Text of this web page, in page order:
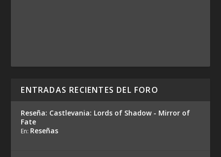
ENTRADAS RECIENTES DEL FORO
Reseña: Castlevania: Lords of Shadow - Mirror of
Fate
En: Reseñas